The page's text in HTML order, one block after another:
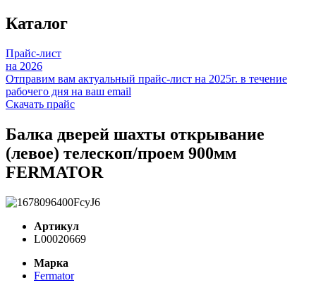
Каталог
Прайс-лист
на 2026
Отправим вам актуальный прайс-лист на 2025г. в течение
рабочего дня на ваш email
Скачать прайс
Балка дверей шахты открывание
(левое) телескоп/проем 900мм
FERMATOR
Артикул
L00020669
Марка
Fermator